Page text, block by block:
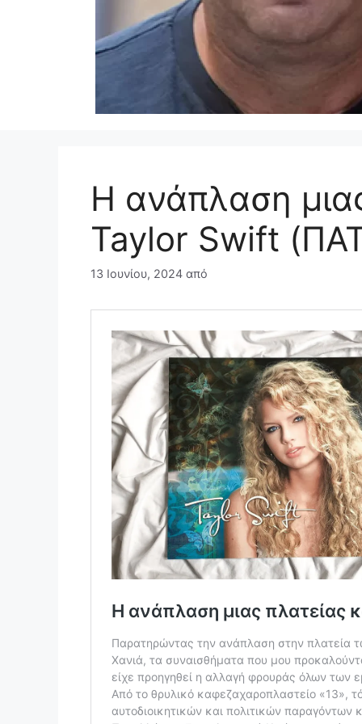
Η ανάπλαση
Taylor Swift
13 Ιουνίου, 2024 από